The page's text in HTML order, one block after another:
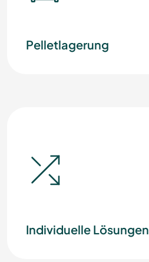
Pelletlagerung
Individuelle Lösungen